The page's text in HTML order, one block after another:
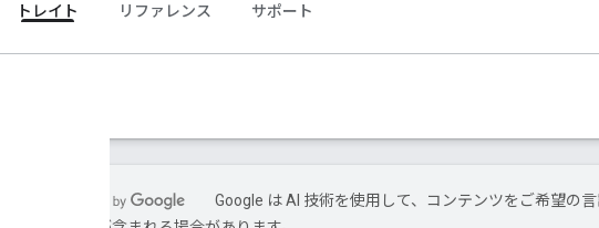
トレイト リファレンス サポート
Google は AI 技術を使用して、コンテンツをご希望の